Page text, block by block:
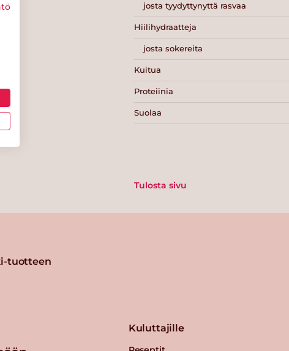
josta tyydyttynyttä rasvaa
Hiilihydraatteja
josta sokereita
Kuitua
Proteiinia
Suolaa
Tulosta sivu
tuotteen
Kuluttajille